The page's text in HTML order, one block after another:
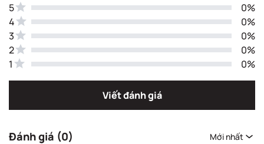
5
0%
4
0%
3
0%
2
0%
1
0%
Viết đánh giá
Đánh giá (0) Mới nhất